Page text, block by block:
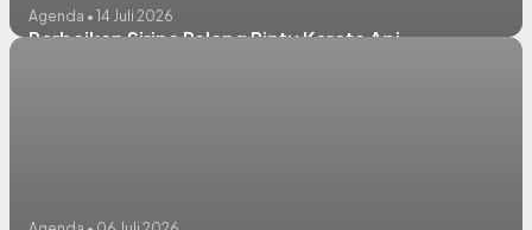
Agenda • 14 Juli 2026
Perbaikan Sirine Palang Pintu Kereta Api